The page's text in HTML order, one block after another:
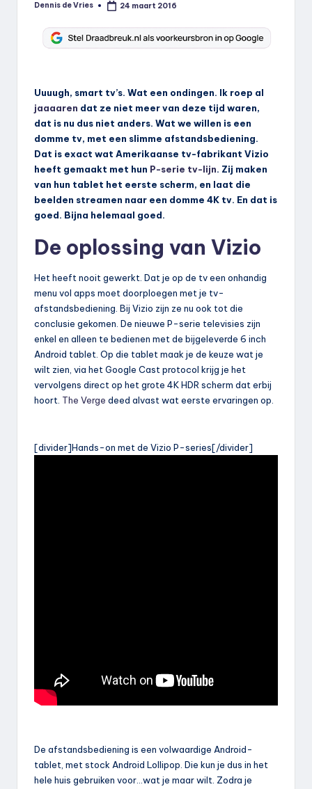
Geplaatst
Dennis de Vries 24 maart 2016
Uuuugh, smart tv’s. Wat een ondingen. Ik roep al
jaaaaren dat ze niet meer van deze tijd waren,
dat is nu dus niet anders. Wat we willen is een
domme tv, met een slimme afstandsbediening.
Dat is exact wat Amerikaanse tv-fabrikant Vizio
heeft gemaakt met hun P-serie tv-lijn. Zij maken
van hun tablet het eerste scherm, en laat die
beelden streamen naar een domme 4K tv. En dat is
goed. Bijna helemaal goed.
De oplossing van Vizio
Het heeft nooit gewerkt. Dat je op de tv een onhandig
menu vol apps moet doorploegen met je tv-
afstandsbediening. Bij Vizio zijn ze nu ook tot die
conclusie gekomen. De nieuwe P-serie televisies zijn
enkel en alleen te bedienen met de bijgeleverde 6 inch
Android tablet. Op die tablet maak je de keuze wat je
wilt zien, via het Google Cast protocol krijg je het
vervolgens direct op het grote 4K HDR scherm dat erbij
hoort. The Verge deed alvast wat eerste ervaringen op.
[divider]Hands-on met de Vizio P-series[/divider]
De afstandsbediening is een volwaardige Android-
tablet, met stock Android Lollipop. Die kun je dus in het
hele huis gebruiken voor…wat je maar wilt. Zodra je